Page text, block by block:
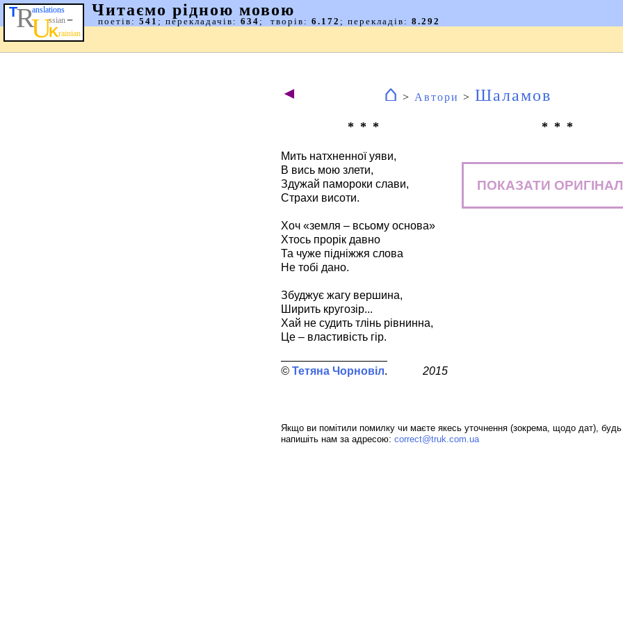
◄ ⌂ > Автори > Шаламов
* * *
Мить натхненної уяви,
В вись мою злети,
Здужай памороки слави,
Страхи висоти.
Хоч «земля – всьому основа»
Хтось прорік давно
Та чуже підніжжя слова
Не тобі дано.
Збуджує жагу вершина,
Ширить кругозір...
Хай не судить тлінь рівнинна,
Це – властивість гір.
Тетяна Чорновіл 2015
* * *
ПОКАЗАТИ ОРИГІНАЛ
Якщо ви помітили помилку чи маєте якесь уточнення (зокрема, щодо дат),
напишіть нам за адресою: correct@truk.com.ua